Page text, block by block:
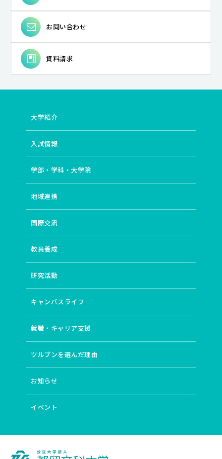
お問い合わせ
資料請求
大学紹介
入試情報
学部・学科・大学院
地域連携
国際交流
教員養成
研究活動
キャンパスライフ
就職・キャリア支援
ツルブンを選んだ理由
お知らせ
イベント